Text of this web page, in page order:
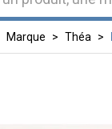
Marque Théa